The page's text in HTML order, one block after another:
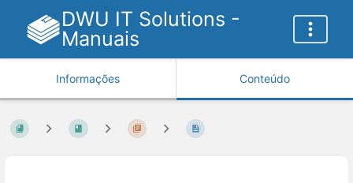
DWU IT Solutions -
Manuais
Informações Conteúdo